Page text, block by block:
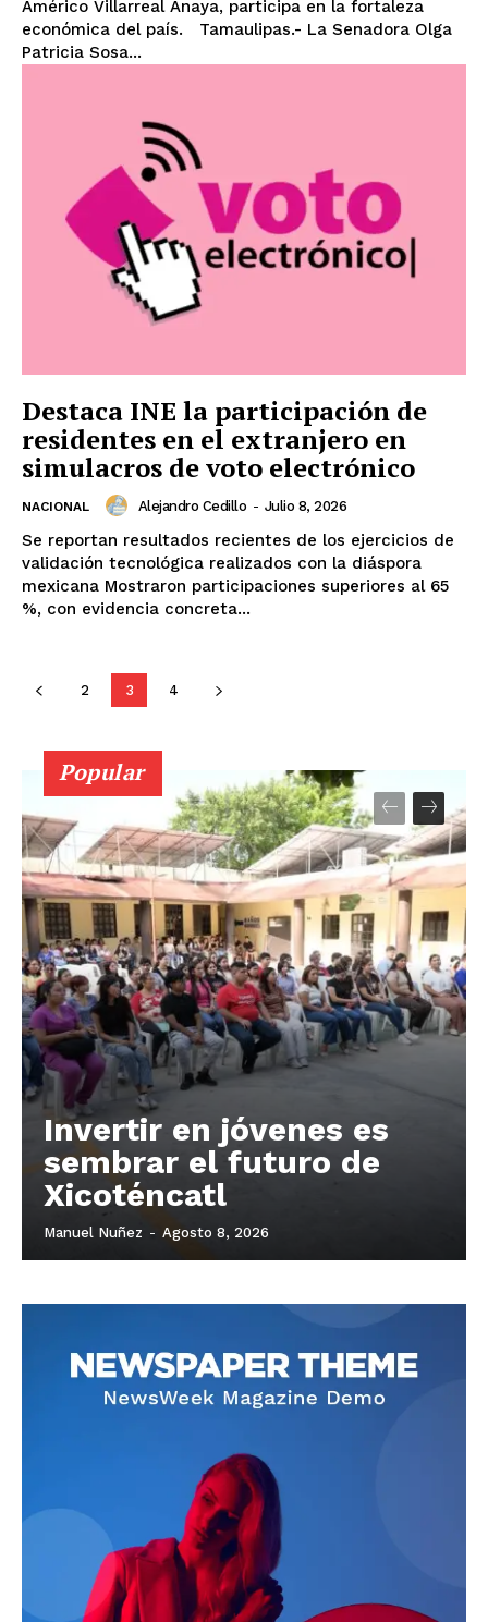
Américo Villarreal Anaya, participa en la fortaleza
económica del país. Tamaulipas.- La Senadora Olga
Patricia Sosa...
Destaca INE la participación de
residentes en el extranjero en
simulacros de voto electrónico
NACIONAL Alejandro Cedillo - Julio 8, 2026
Se reportan resultados recientes de los ejercicios de
validación tecnológica realizados con la diáspora
mexicana Mostraron participaciones superiores al 65
%, con evidencia concreta...
2 3 4
Popular
Invertir en jóvenes es
sembrar el futuro de
Xicoténcatl
Manuel Nuñez - Agosto 8, 2026